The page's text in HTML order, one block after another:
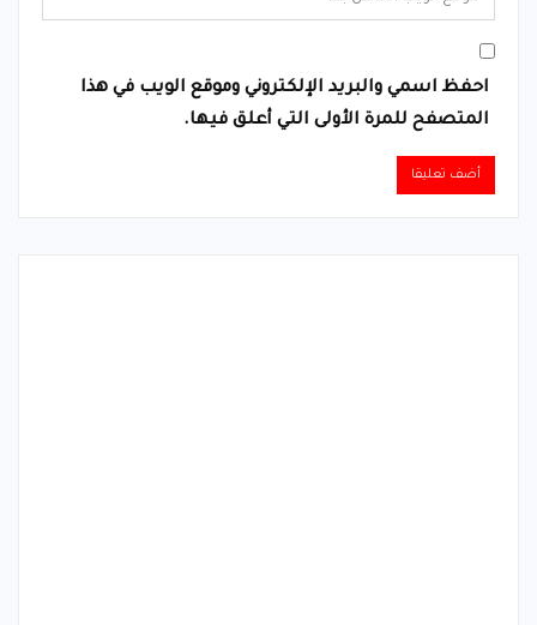
احفظ اسمي والبريد الإلكتروني وموقع الويب في هذا
المتصفح للمرة الأولى التي أعلق فيها.